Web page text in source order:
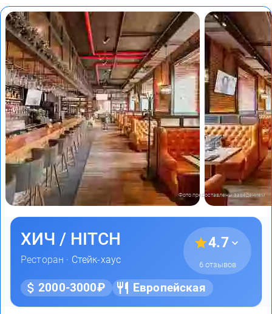
Фото предоставлены заведением
ХИЧ / HITCH
Ресторан · Стейк-хаус
4.7
6 отзывов
2000-3000₽ Европейская